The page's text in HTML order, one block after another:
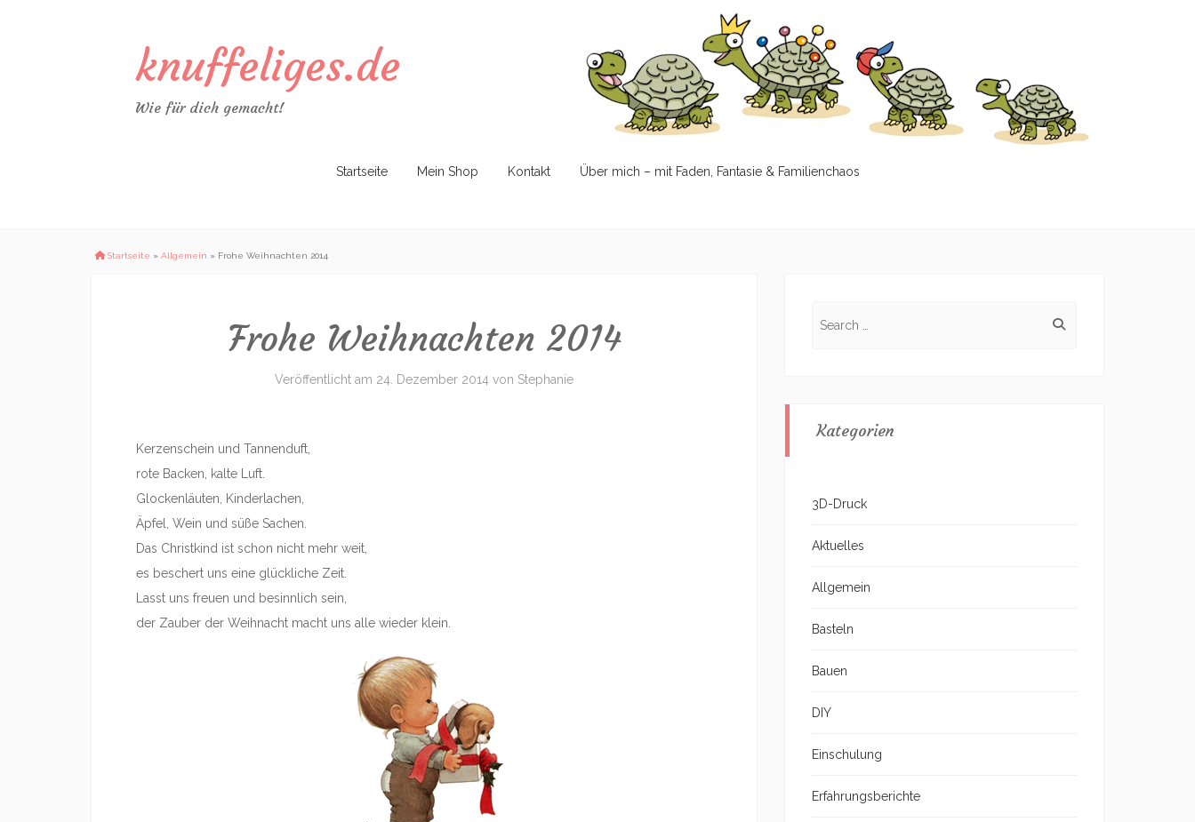
knuffeliges.de
Wie für dich gemacht!
Startseite Mein Shop Kontakt Über mich – mit Faden, Fantasie & Familienchaos
Startseite » Allgemein » Frohe Weihnachten 2014
Frohe Weihnachten 2014
Veröffentlicht am 24. Dezember 2014 von Stephanie
Kerzenschein und Tannenduft,
rote Backen, kalte Luft.
Glockenläuten, Kinderlachen,
Äpfel, Wein und süße Sachen.
Das Christkind ist schon nicht mehr weit,
es beschert uns eine glückliche Zeit.
Lasst uns freuen und besinnlich sein,
der Zauber der Weihnacht macht uns alle wieder klein.
Kategorien
3D-Druck
Aktuelles
Allgemein
Basteln
Bauen
DIY
Einschulung
Erfahrungsberichte